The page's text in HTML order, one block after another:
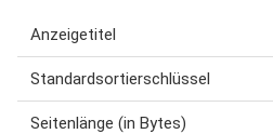
Anzeigetitel
Standardsortierschlüssel
Seitenlänge (in Bytes)